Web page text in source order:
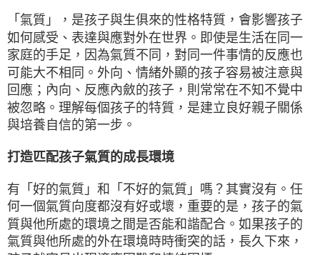
「氣質」，是孩子與生俱來的性格特質，會影響孩子
如何感受、表達與應對外在世界。即使是生活在同一
家庭的手足，因為氣質不同，對同一件事情的反應也
可能大不相同。外向、情緒外顯的孩子容易被注意與
回應；內向、反應內斂的孩子，則常常在不知不覺中
被忽略。理解每個孩子的特質，是建立良好親子關係
與培養自信的第一步。
打造匹配孩子氣質的成長環境
有「好的氣質」和「不好的氣質」嗎？其實沒有。任
何一個氣質向度都沒有好或壞，重要的是，孩子的氣
質與他所處的環境之間是否能和諧配合。如果孩子的
氣質與他所處的外在環境時時衝突的話，長久下來，